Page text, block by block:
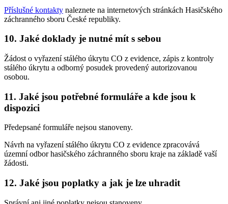
Příslušné kontakty naleznete na internetových stránkách Hasičského
záchranného sboru České republiky.
10. Jaké doklady je nutné mít s sebou
Žádost o vyřazení stálého úkrytu CO z evidence, zápis z kontroly
stálého úkrytu a odborný posudek provedený autorizovanou
osobou.
11. Jaké jsou potřebné formuláře a kde jsou k
dispozici
Předepsané formuláře nejsou stanoveny.
Návrh na vyřazení stálého úkrytu CO z evidence zpracovává
územní odbor hasičského záchranného sboru kraje na základě vaší
žádosti.
12. Jaké jsou poplatky a jak je lze uhradit